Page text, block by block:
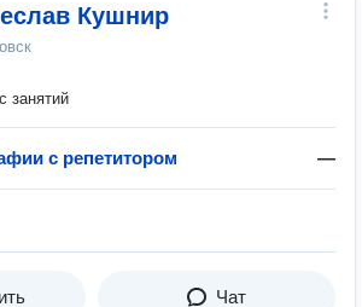
Кушнир
занятий
с репетитором —
Чат